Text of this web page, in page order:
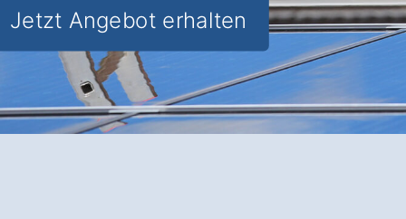
Jetzt Angebot erhalten